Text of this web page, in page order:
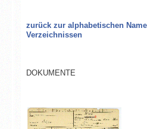
zurück zur alphabetischen
Verzeichnissen
DOKUMENTE